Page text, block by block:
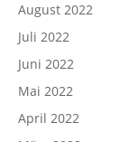
August 2022
Juli 2022
Juni 2022
Mai 2022
April 2022